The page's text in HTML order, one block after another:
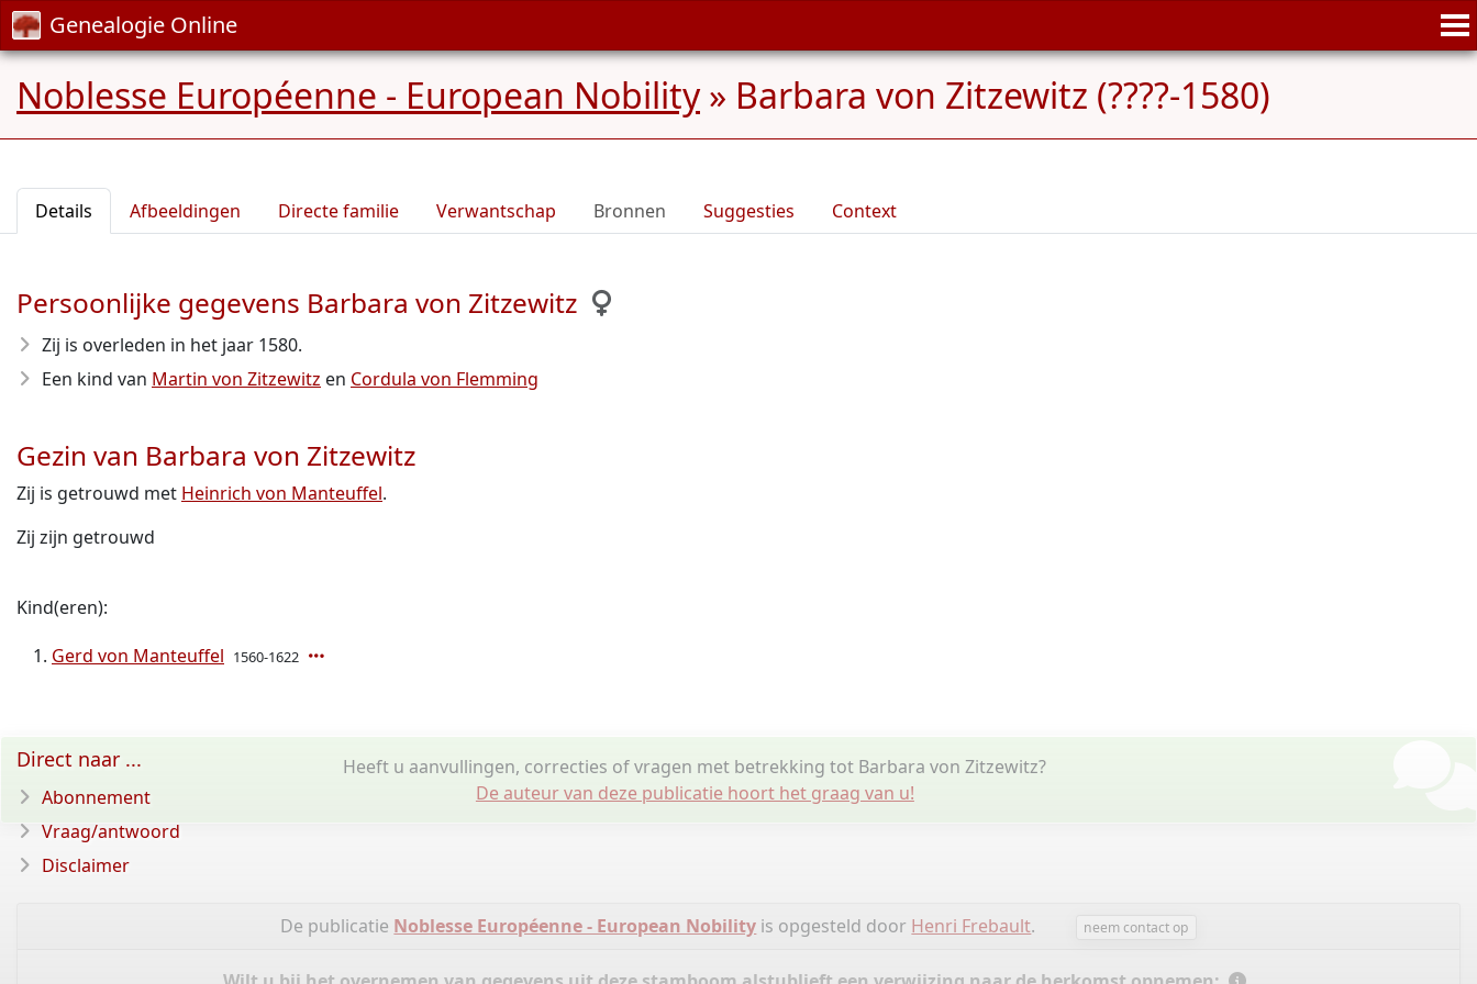
Genealogie Online
Noblesse Européenne - European Nobility» Barbara von Zitzewitz (????-1580)
Details Afbeeldingen Directe familie Verwantschap Bronnen Suggesties Context
Persoonlijke gegevens Barbara von Zitzewitz
Zij is overleden in het jaar 1580.
Een kind van Martin von Zitzewitz en Cordula von Flemming
Gezin van Barbara von Zitzewitz
Zij is getrouwd met Heinrich von Manteuffel.
Zij zijn getrouwd
Kind(eren):
Gerd von Manteuffel 1560-1622
Heeft u aanvullingen, correcties of vragen met betrekking tot Barbara von Zitzewitz?
De auteur van deze publicatie hoort het graag van u!
De publicatie Noblesse Européenne - European Nobility is opgesteld door Henri Frebault. neem contact op
Direct naar ...
Abonnement
Vraag/antwoord
Disclaimer